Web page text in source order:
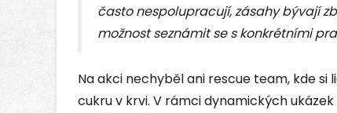
často nespolupracují, zásahy bývají
možnost seznámit se s konkrétními
Na akci nechyběl ani rescue team, kde
cukru v krvi. V rámci dynamických